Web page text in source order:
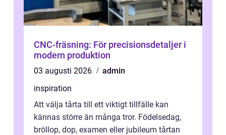
CNC-fräsning: För precisionsdetaljer i
modern produktion
03 augusti 2026
admin
inspiration
Att välja tårta till ett viktigt tillfälle kan
kännas större än många tror. Födelsedag,
bröllop, dop, examen eller jubileum tårtan